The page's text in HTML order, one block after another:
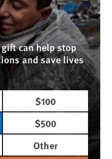
can help stop
and save lives
$100
$500
Other